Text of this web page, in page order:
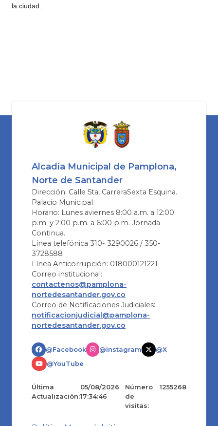
la ciudad.
Alcadía Municipal de Pamplona,
Norte de Santander
Dirección: Calle 5ta, CarreraSexta Esquina.
Palacio Municipal
Horario: Lunes aviernes 8:00 a.m. a 12:00
p.m. y 2:00 p.m. a 6:00 p.m. Jornada
Continua.
Línea telefónica 310- 3290026 / 350-
3728588
Línea Anticorrupción: 018000121221
Correo institucional:
contactenos@pamplona-
nortedesantander.gov.co
Correo de Notificaciones Judiciales:
notificacionjudicial@pamplona-
nortedesantander.gov.co
@Facebook @Instagram
@X
@YouTube
Última
Actualización:
05/08/2026
17:34:46
Número
de
visitas:
1255268